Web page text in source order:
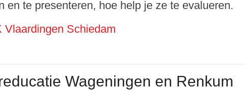
en te presenteren, hoe help je ze te evalueren.
Vlaardingen Schiedam
Wageningen en Renkum